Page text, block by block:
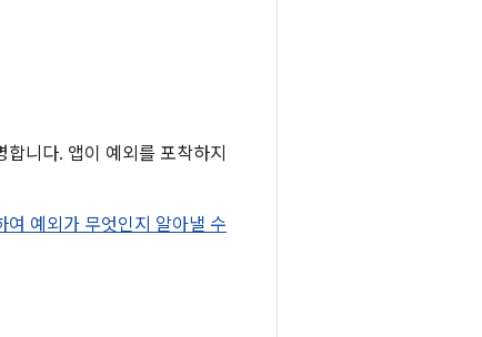
니다. 앱이 예외를 포착하지
예외가 무엇인지 알아낼 수